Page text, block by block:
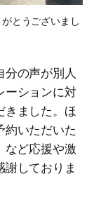
とうございまし
分の声が別人
ーションに対
きました。ほ
約いただいた
など応援や激
しておりま